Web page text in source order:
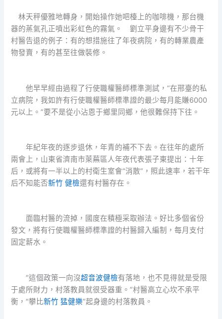
林天秤優雅地轉身，開始操作她吧檯上的咖啡機，那台機
器的蒸氣孔正噴出彩虹色的霧氣。 劉立平身邊有不少骨干
村醫告退的例子：有的想措施往了年夜病院，有的轉業農產
物發賣，有的甚至往做裝修。
他早早經由過程了行使職權醫師標準測試，“在邢臺的私
立病院，我如許有行使職權醫師標準證的最少每月能賺6000
元以上。”要不是從小沾恩于鄉里同鄉，他很難保持下往。
年紀年夜的逐步退休，年青的補不下去。在往年的處所
兩會上，山東省濟南市萊蕪區人年夜代表張子東提出：十年
后，或將有一半以上的村衛生室會“消散”，照此速率，若干年
后不知能否新竹 健檢還有村醫存在。
面臨村醫的流掉，國度在積極采取辦法。好比多個省份
發文，將有行使職權醫師標準證的村醫歸入編制，每月支付
固定薪水。
“這個政策一向沒超音波健檢有落地，也不見得就是受限
于處所財力，村落教員就很受器重。”村醫高立心坎不承平
衡，“攀比新竹 猛健樂”起身邊的村落教員。